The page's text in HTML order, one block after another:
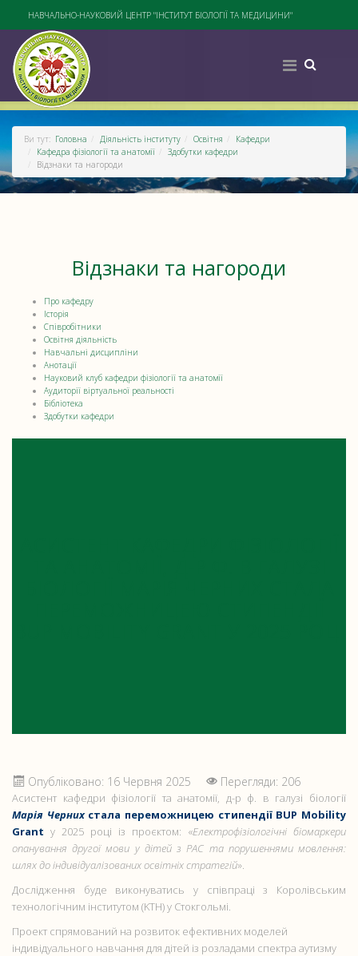
НАВЧАЛЬНО-НАУКОВИЙ ЦЕНТР "ІНСТИТУТ БІОЛОГІЇ ТА МЕДИЦИНИ"
Ви тут: Головна Діяльність інституту Освітня
Кафедри
Кафедра фізіології та анатомії
Здобутки кафедри
Відзнаки та нагороди
Відзнаки та нагороди
Про кафедру
Історія
Співробітники
Освітня діяльність
Навчальні дисципліни
Анотації
Науковий клуб кафедри фізіології та анатомії
Аудиторії віртуальної реальності
Бібліотека
Здобутки кафедри
Опубліковано: 16 Червня 2025 Перегляди: 206
Асистент кафедри фізіології та анатомії, д-р ф. в галузі біології
Марія Черних стала переможницею стипендії BUP Mobility
Grant у 2025 році із проєктом: «Електрофізіологічні біомаркери
опанування другої мови у дітей з РАС та порушеннями мовлення:
шлях до індивідуалізованих освітніх стратегій».
Дослідження буде виконуватись у співпраці з Королівським
технологічним інститутом (KTH) у Стокгольмі.
Проект спрямований на розвиток ефективних моделей
індивідуального навчання для дітей із розладами спектра аутизму